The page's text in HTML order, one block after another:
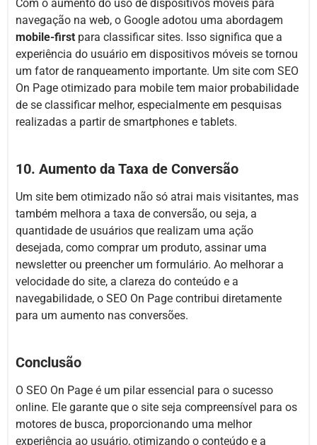
Com o aumento do uso de dispositivos móveis para
navegação na web, o Google adotou uma abordagem
mobile-first para classificar sites. Isso significa que a
experiência do usuário em dispositivos móveis se tornou
um fator de ranqueamento importante. Um site com SEO
On Page otimizado para mobile tem maior probabilidade
de se classificar melhor, especialmente em pesquisas
realizadas a partir de smartphones e tablets.
10. Aumento da Taxa de Conversão
Um site bem otimizado não só atrai mais visitantes, mas
também melhora a taxa de conversão, ou seja, a
quantidade de usuários que realizam uma ação
desejada, como comprar um produto, assinar uma
newsletter ou preencher um formulário. Ao melhorar a
velocidade do site, a clareza do conteúdo e a
navegabilidade, o SEO On Page contribui diretamente
para um aumento nas conversões.
Conclusão
O SEO On Page é um pilar essencial para o sucesso
online. Ele garante que o site seja compreensível para os
motores de busca, proporcionando uma melhor
experiência ao usuário, otimizando o conteúdo e a